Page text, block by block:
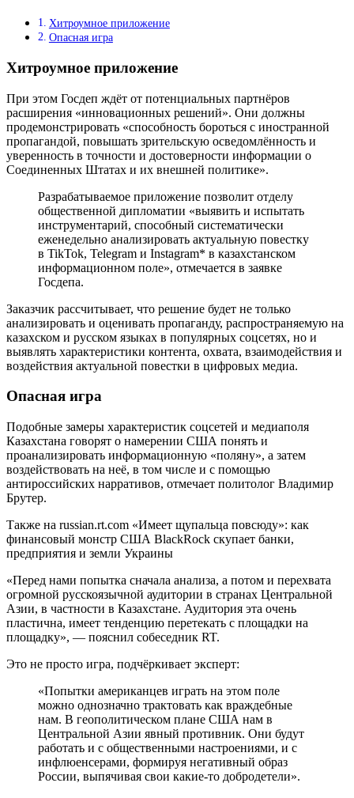
Хитроумное приложение
Опасная игра
Хитроумное приложение
При этом Госдеп ждёт от потенциальных партнёров
расширения «инновационных решений». Они должны
продемонстрировать «способность бороться с иностранной
пропагандой, повышать зрительскую осведомлённость и
уверенность в точности и достоверности информации о
Соединенных Штатах и их внешней политике».
Разрабатываемое приложение позволит отделу
общественной дипломатии «выявить и испытать
инструментарий, способный систематически
еженедельно анализировать актуальную повестку
в TikTok, Telegram и Instagram* в казахстанском
информационном поле», отмечается в заявке
Госдепа.
Заказчик рассчитывает, что решение будет не только
анализировать и оценивать пропаганду, распространяемую на
казахском и русском языках в популярных соцсетях, но и
выявлять характеристики контента, охвата, взаимодействия и
воздействия актуальной повестки в цифровых медиа.
Опасная игра
Подобные замеры характеристик соцсетей и медиаполя
Казахстана говорят о намерении США понять и
проанализировать информационную «поляну», а затем
воздействовать на неё, в том числе и с помощью
антироссийских нарративов, отмечает политолог Владимир
Брутер.
Также на russian.rt.com «Имеет щупальца повсюду»: как
финансовый монстр США BlackRock скупает банки,
предприятия и земли Украины
«Перед нами попытка сначала анализа, а потом и перехвата
огромной русскоязычной аудитории в странах Центральной
Азии, в частности в Казахстане. Аудитория эта очень
пластична, имеет тенденцию перетекать с площадки на
площадку», — пояснил собеседник RT.
Это не просто игра, подчёркивает эксперт:
«Попытки американцев играть на этом поле
можно однозначно трактовать как враждебные
нам. В геополитическом плане США нам в
Центральной Азии явный противник. Они будут
работать и с общественными настроениями, и с
инфлюенсерами, формируя негативный образ
России, выпячивая свои какие-то добродетели».